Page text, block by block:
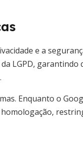
e a
LGPD,
Enquanto o